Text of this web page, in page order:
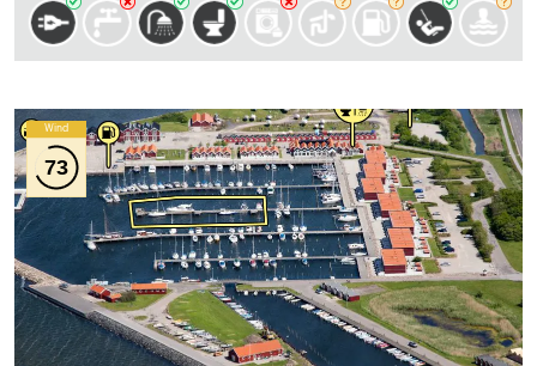
Wind
73